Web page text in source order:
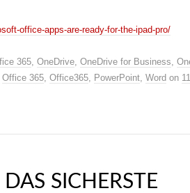
office-apps-are-ready-for-the-ipad-pro/
365, OneDrive, OneDrive for Business,
Office 365, Office365, PowerPoint, Word on
SICHERSTE